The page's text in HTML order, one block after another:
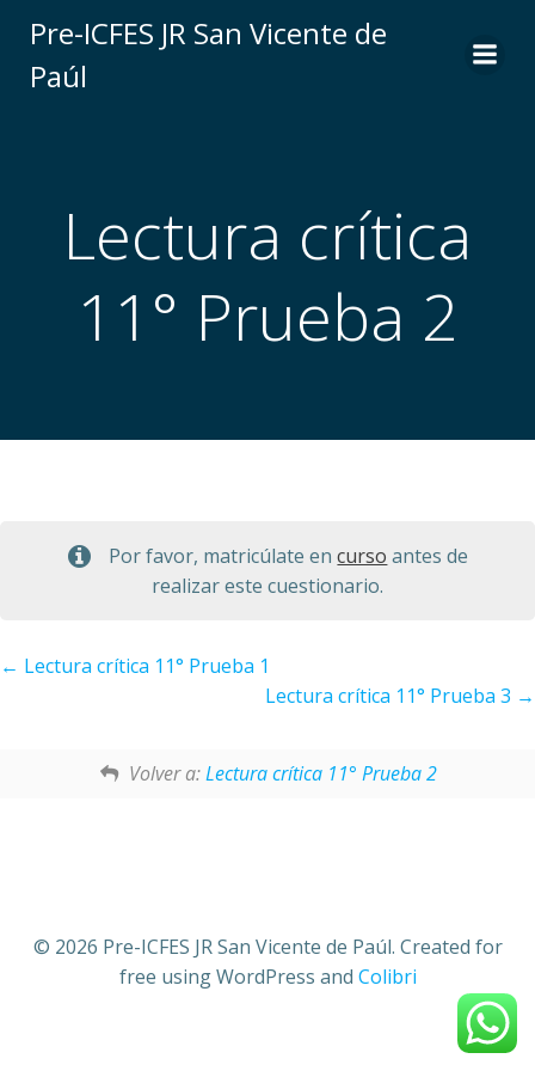
al
Pre-ICFES JR San Vicente de
Paúl
Lectura crítica
11° Prueba 2
Por favor, matricúlate encurso antes de
realizar este cuestionario.
Lectura crítica 11° Prueba 1
Lectura crítica 11° Prueba 3
Volver a:Lectura crítica 11° Prueba 2
© 2026 Pre-ICFES JR San Vicente de Paúl. Created for
free using WordPress and Colibri